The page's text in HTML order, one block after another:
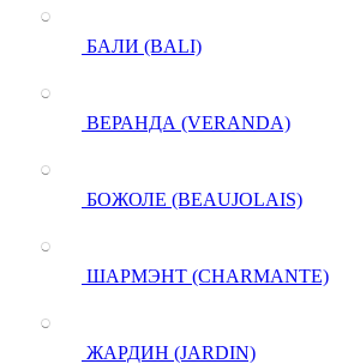
БАЛИ (BALI)
ВЕРАНДА (VERANDA)
БОЖОЛЕ (BEAUJOLAIS)
ШАРМЭНТ (CHARMANTE)
ЖАРДИН (JARDIN)